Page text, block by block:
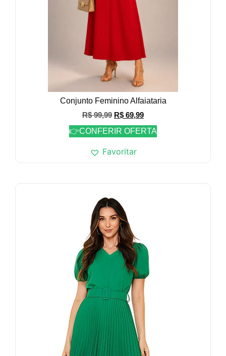
Conjunto Feminino Alfaiataria
R$99,99 R$ 69,99
👉CONFERIR OFERTA
Favoritar